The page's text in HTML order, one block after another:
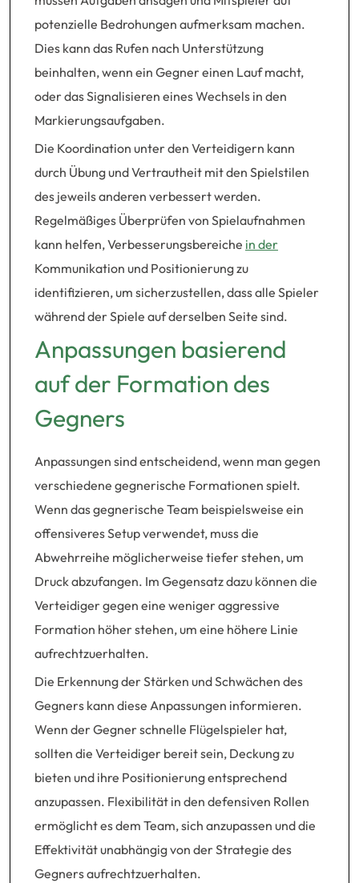
potenzielle Bedrohungen aufmerksam machen.
Dies kann das Rufen nach Unterstützung
beinhalten, wenn ein Gegner einen Lauf macht,
oder das Signalisieren eines Wechsels in den
Markierungsaufgaben.
Die Koordination unter den Verteidigern kann
durch Übung und Vertrautheit mit den Spielstilen
des jeweils anderen verbessert werden.
Regelmäßiges Überprüfen von Spielaufnahmen
kann helfen, Verbesserungsbereiche in der
Kommunikation und Positionierung zu
identifizieren, um sicherzustellen, dass alle Spieler
während der Spiele auf derselben Seite sind.
Anpassungen basierend
auf der Formation des
Gegners
Anpassungen sind entscheidend, wenn man gegen
verschiedene gegnerische Formationen spielt.
Wenn das gegnerische Team beispielsweise ein
offensiveres Setup verwendet, muss die
Abwehrreihe möglicherweise tiefer stehen, um
Druck abzufangen. Im Gegensatz dazu können die
Verteidiger gegen eine weniger aggressive
Formation höher stehen, um eine höhere Linie
aufrechtzuerhalten.
Die Erkennung der Stärken und Schwächen des
Gegners kann diese Anpassungen informieren.
Wenn der Gegner schnelle Flügelspieler hat,
sollten die Verteidiger bereit sein, Deckung zu
bieten und ihre Positionierung entsprechend
anzupassen. Flexibilität in den defensiven Rollen
ermöglicht es dem Team, sich anzupassen und die
Effektivität unabhängig von der Strategie des
Gegners aufrechtzuerhalten.